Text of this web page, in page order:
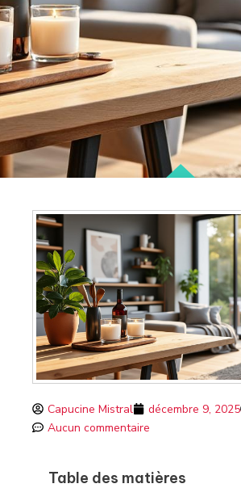
Capucine Mistral décembre 9, 2025
Aucun commentaire
Table des matières